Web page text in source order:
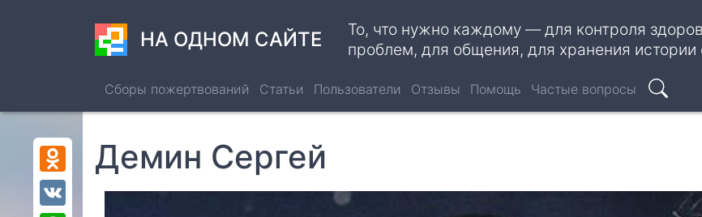
НА ОДНОМ САЙТЕ
То, что нужно каждому — для контроля
проблем, для общения, для хранения истории
Сборы пожертвований Статьи Пользователи Отзывы Помощь Частые вопросы
Поиск
Демин Сергей
Odnoklassniki